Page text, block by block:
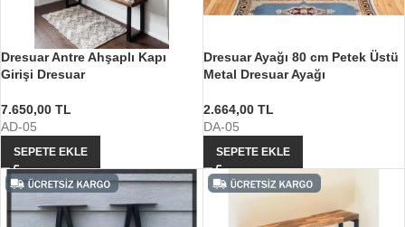
Dresuar Antre Ahşaplı Kapı
Girişi Dresuar
7.650,00 TL
AD-05
SEPETE EKLE
Dresuar Ayağı 80 cm Petek Üstü
Metal Dresuar Ayağı
2.664,00 TL
DA-05
SEPETE EKLE